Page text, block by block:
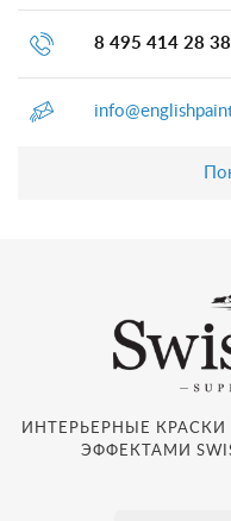
8 495 414 28 38
ИНТЕРЬЕРНЫЕ
ЭФФЕКТАМИ